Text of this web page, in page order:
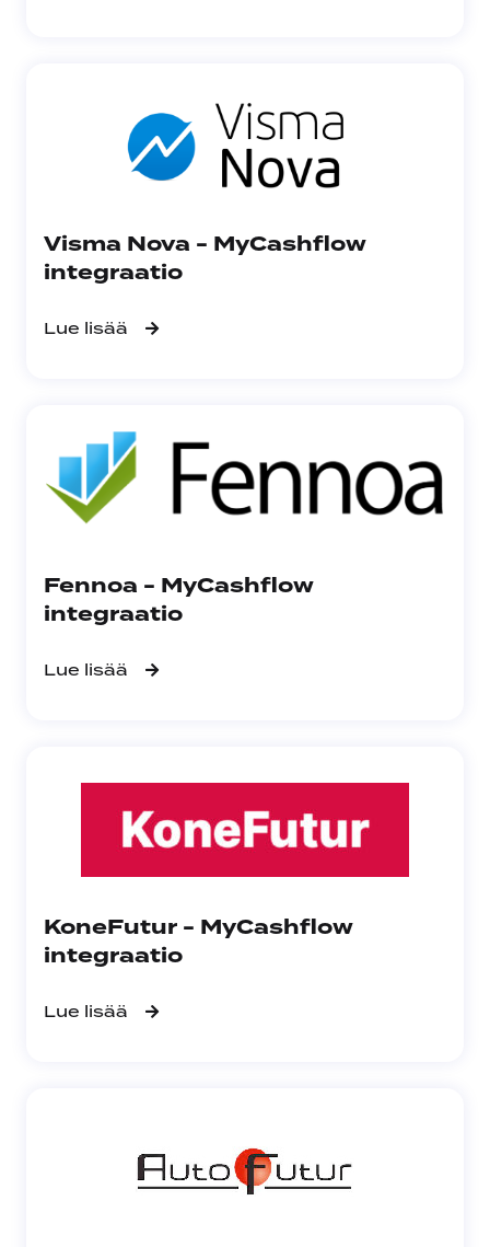
Visma Nova - MyCashflow
integraatio
Lue lisää
Fennoa - MyCashflow
integraatio
Lue lisää
KoneFutur - MyCashflow
integraatio
Lue lisää